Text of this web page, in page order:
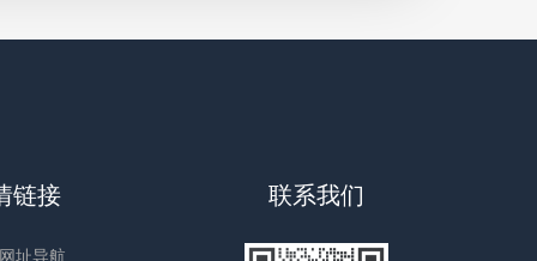
链接
址导航
联系我们